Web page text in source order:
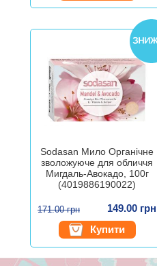
Sodasan Мило Органічне
зволожуюче для обличчя
Мигдаль-Авокадо, 100г
(4019886190022)
171.00 грн
149.00 грн
Купити